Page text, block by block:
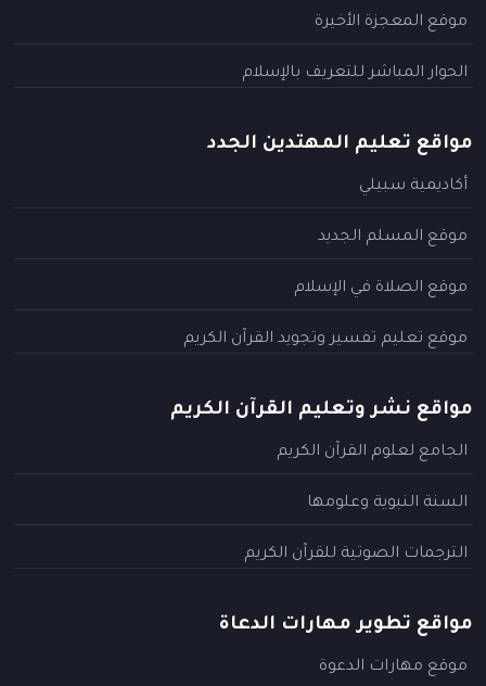
موقع المعجزة الأخيرة
الحوار المباشر للتعريف بالإسلام
مواقع تعليم المهتدين الجدد
أكاديمية سبيلي
موقع المسلم الجديد
موقع الصلاة في الإسلام
موقع تعليم تفسير وتجويد القرآن الكريم
مواقع نشر وتعليم القرآن الكريم
الجامع لعلوم القرآن الكريم
السنة النبوية وعلومها
الترجمات الصوتية للقرآن الكريم
مواقع تطوير مهارات الدعاة
موقع مهارات الدعوة